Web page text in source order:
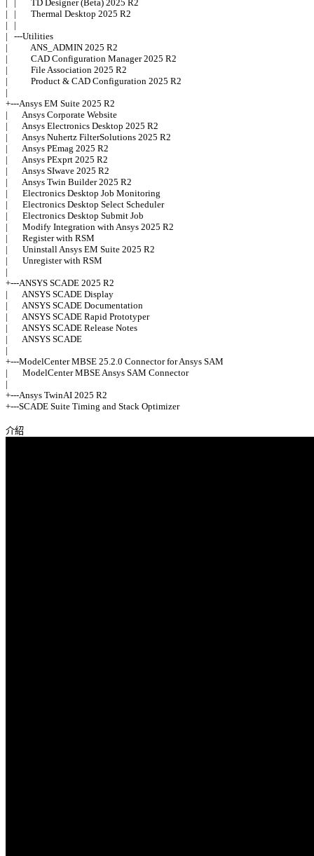
|   |       TD Designer (Beta) 2025 R2
|   |       Thermal Desktop 2025 R2
|   |
|   ---Utilities
|           ANS_ADMIN 2025 R2
|           CAD Configuration Manager 2025 R2
|           File Association 2025 R2
|           Product & CAD Configuration 2025 R2
|
+---Ansys EM Suite 2025 R2
|       Ansys Corporate Website
|       Ansys Electronics Desktop 2025 R2
|       Ansys Nuhertz FilterSolutions 2025 R2
|       Ansys PEmag 2025 R2
|       Ansys PExprt 2025 R2
|       Ansys SIwave 2025 R2
|       Ansys Twin Builder 2025 R2
|       Electronics Desktop Job Monitoring
|       Electronics Desktop Select Scheduler
|       Electronics Desktop Submit Job
|       Modify Integration with Ansys 2025 R2
|       Register with RSM
|       Uninstall Ansys EM Suite 2025 R2
|       Unregister with RSM
|
+---ANSYS SCADE 2025 R2
|       ANSYS SCADE Display
|       ANSYS SCADE Documentation
|       ANSYS SCADE Rapid Prototyper
|       ANSYS SCADE Release Notes
|       ANSYS SCADE
|
+---ModelCenter MBSE 25.2.0 Connector for Ansys SAM
|       ModelCenter MBSE Ansys SAM Connector
|
+---Ansys TwinAI 2025 R2
+---SCADE Suite Timing and Stack Optimizer